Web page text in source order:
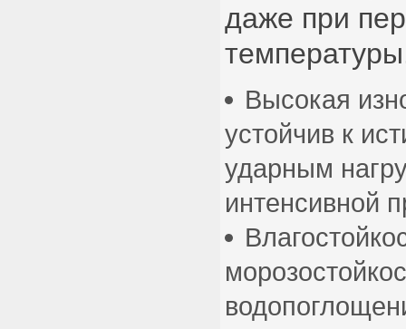
даже при
Высокая
устойчив к
ударным
интенсивной